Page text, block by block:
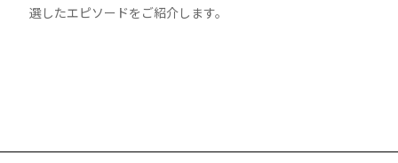
選したエピソードをご紹介します。